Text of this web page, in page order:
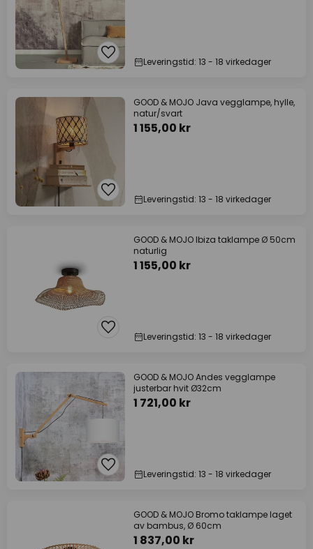
Leveringstid: 13 - 18 virkedager
GOOD & MOJO Java vegglampe, hylle,
natur/svart
1 155,00 kr
Leveringstid: 13 - 18 virkedager
GOOD & MOJO Ibiza taklampe Ø 50cm
naturlig
1 155,00 kr
Leveringstid: 13 - 18 virkedager
GOOD & MOJO Andes vegglampe
justerbar hvit Ø32cm
1 721,00 kr
Leveringstid: 13 - 18 virkedager
GOOD & MOJO Bromo taklampe laget
av bambus, Ø 60cm
1 837,00 kr